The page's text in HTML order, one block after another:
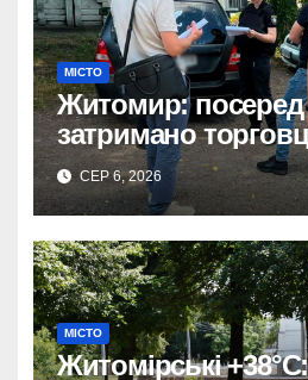
МІСТО
Житомир: посеред
затримано
СЕР 6, 2026
МІСТО
Житомірські